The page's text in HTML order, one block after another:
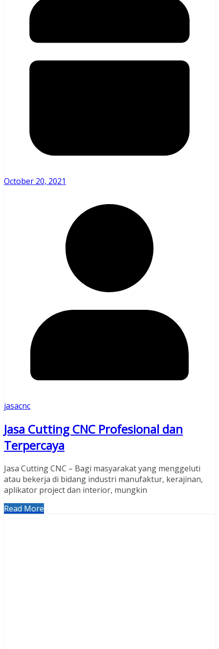
October 20, 2021
jasacnc
Jasa Cutting CNC Profesional dan
Terpercaya
Jasa Cutting CNC – Bagi masyarakat yang menggeluti
atau bekerja di bidang industri manufaktur, kerajinan,
aplikator project dan interior, mungkin
Read More